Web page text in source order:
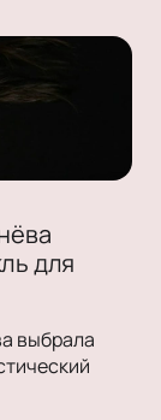
для
выбрала